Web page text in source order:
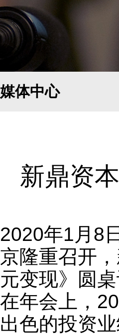
媒体中心
新鼎资
2020年1月8
京隆重召开
元变现》圆桌
在年会上，
出色的投资